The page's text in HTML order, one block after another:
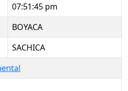
07:51:45 pm
BOYACA
SACHICA